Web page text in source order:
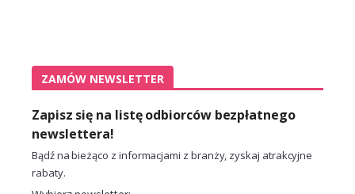
ZAMÓW NEWSLETTER
Zapisz się na listę odbiorców bezpłatnego
newslettera!
Bądź na bieżąco z informacjami z branży, zyskaj atrakcyjne
rabaty.